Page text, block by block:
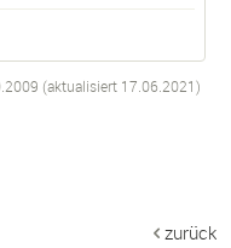
(aktualisiert 17.06.2021)
zurück